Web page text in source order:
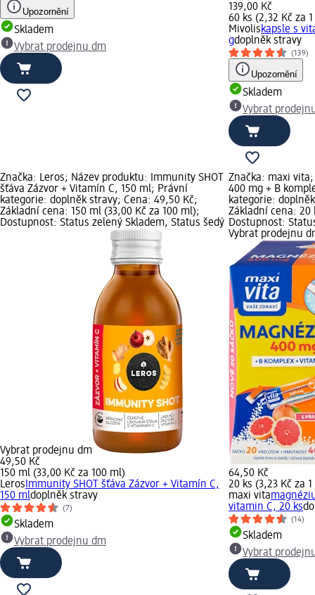
Upozornění
Skladem
Vybrat prodejnu dm
139,00 Kč
60 ks (2,32 Kč za
Mivoliskapsle s
gdoplněk stravy
(139)
Upozornění
Skladem
Vybrat
Značka: Leros; Název produktu: Immunity SHOT
šťáva Zázvor + Vitamín C, 150 ml; Právní
kategorie: doplněk stravy; Cena: 49,50 Kč;
Základní cena: 150 ml (33,00 Kč za 100 ml);
Dostupnost: Status zelený Skladem, Status šedý
Vybrat prodejnu dm
49,50 Kč
150 ml (33,00 Kč za 100 ml)
Leros Immunity SHOT šťáva Zázvor + Vitamín C,
150 mldoplněk stravy
(7)
Skladem
Vybrat prodejnu dm
Značka: maxi
400 mg + B
kategorie:
Základní cena: 20
Dostupnost:
Vybrat prodejnu
64,50 Kč
20 ks (3,23 Kč za 1
maxi vita
vitamin C, 20 ks
(14)
Skladem
Vybrat